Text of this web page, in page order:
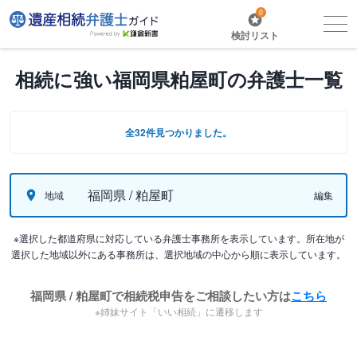
0
検討リスト
相続に強い福岡県粕屋町の弁護士一覧
全32件見つかりました。
地域 福岡県 / 粕屋町 編集
※選択した都道府県に対応している弁護士事務所を表示しています。所在地が
選択した地域以外にある事務所は、選択地域の中心から順に表示しています。
福岡県 / 粕屋町で相続税申告をご相談したい方はこちら
※姉妹サイト「いい相続」に遷移します